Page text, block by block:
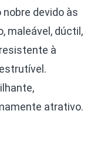
devido às
maleável, dúctil,
à
atrativo.